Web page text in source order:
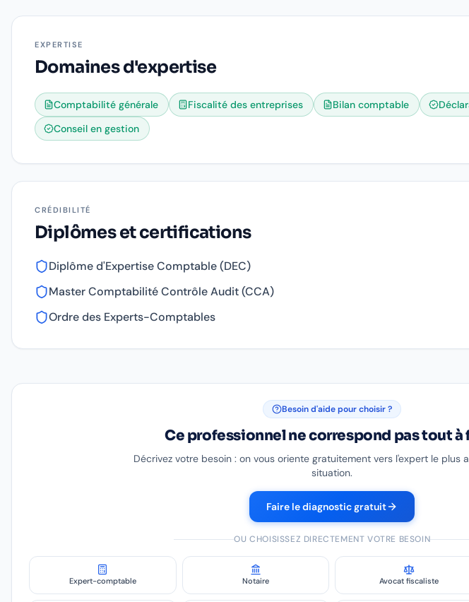
EXPERTISE
Domaines d'expertise
Comptabilité générale Fiscalité des entreprises Bilan comptable
Conseil en gestion
CRÉDIBILITÉ
Diplômes et certifications
Diplôme d'Expertise Comptable (DEC)
Master Comptabilité Contrôle Audit (CCA)
Ordre des Experts-Comptables
Besoin d'aide pour choisir ?
Ce professionnel ne correspond pas tout à
Décrivez votre besoin : on vous oriente gratuitement vers l'expert le plus
situation.
Faire le diagnostic gratuit
OU CHOISISSEZ DIRECTEMENT VOTRE BESOIN
Expert-comptable Notaire Avocat fiscaliste